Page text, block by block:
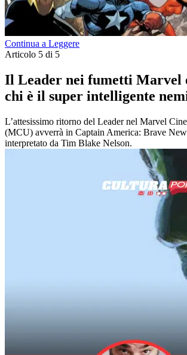
Continua a Leggere
Articolo 5 di 5
Il Leader nei fumetti Marvel
chi è il super intelligente
L’attesissimo ritorno del Leader nel Marvel
(MCU) avverrà in Captain America: Brave
interpretato da Tim Blake Nelson.